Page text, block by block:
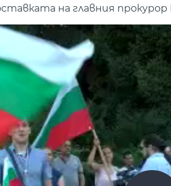
на главния прокурор